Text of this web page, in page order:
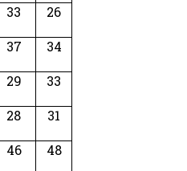
33 26
37 34
29 33
28 31
46 48